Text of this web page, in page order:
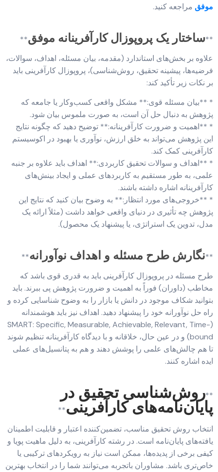
موفق مراجعه کنید.
**ساختار یک پروپوزال کارآفرینانه موفق**
علاوه بر بخش‌های استاندارد (مقدمه، بیان مسئله، اهداف، سوالات،
فرضیه‌ها، پیشینه تحقیق، روش‌شناسی)، پروپوزال کارآفرینی باید
بر نکات زیر تأکید کند:
* **بیان مسئله قوی:** مشکل واقعی کسب‌وکار یا جامعه که
پژوهش به دنبال حل آن است، به صورت ملموس بیان شود.
* **اهمیت و ضرورت کارآفرینانه:** توضیح دهید که چگونه نتایج
این پژوهش می‌تواند به خلق ارزش، نوآوری یا بهبود در اکوسیستم
کارآفرینی کمک کند.
* **اهداف و سوالات تحقیق کاربردی:** اهداف باید علاوه بر جنبه
علمی، به طور مستقیم به کاربردهای عملی و ایجاد بینش‌های
کارآفرینانه اشاره داشته باشند.
* **خروجی‌های مورد انتظار:** به وضوح بیان کنید که نتایج این
پژوهش چه تأثیری در دنیای واقعی خواهد داشت (مثلاً ارائه یک
مدل، تدوین یک استراتژی، یا پیشنهاد یک محصول).
**نگارش طرح مسئله و اهداف نوآورانه**
طرح مسئله در پروپوزال کارآفرینی باید به قدری قوی باشد که
مخاطب (داوران) فوراً به اهمیت و ضرورت پژوهش پی ببرند. باید
بتوانید شکاف موجود در دانش یا بازار را به وضوح شناسایی کرده و
راه حل نوآورانه خود را پیشنهاد دهید. اهداف نیز باید هوشمندانه
(SMART: Specific, Measurable, Achievable, Relevant, Time-
bound) و در عین حال، خلاقانه و با دیدگاه کارآفرینانه تنظیم شوند
تا هم چالش‌های علمی را پوشش دهند و هم به پتانسیل‌های عملی
ایده اشاره کنند.
**روش‌شناسی تحقیق در
پایان‌نامه‌های کارآفرینی**
انتخاب روش تحقیق مناسب، تضمین‌کننده اعتبار و قابلیت اطمینان
یافته‌های پایان‌نامه است. در رشته کارآفرینی، به دلیل ماهیت پویا و
کیفی برخی از پدیده‌ها، ممکن است نیاز به رویکردهای ترکیبی یا
خاص‌تری باشد. مشاوران باتجربه می‌توانند شما را در انتخاب بهترین